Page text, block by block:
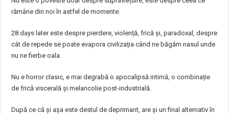
rămâne din noi în astfel de momente.
28 days later este despre pierdere, violență, frică și, paradoxal, despre
cât de repede se poate evapora civilizația când ne băgăm nasul unde
nu ne fierbe oala.
Nu e horror clasic, e mai degrabă o apocalipsă intimă, o combinație
de frică viscerală și melancolie post-industrială.
După ce că și așa este destul de deprimant, are și un final alternativ în